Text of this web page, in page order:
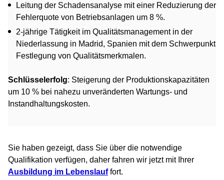
Leitung der Schadensanalyse mit einer Reduzierung der
Fehlerquote von Betriebsanlagen um 8 %.
2-jährige Tätigkeit im Qualitätsmanagement in der
Niederlassung in Madrid, Spanien mit dem Schwerpunkt
Festlegung von Qualitätsmerkmalen.
Schlüsselerfolg: Steigerung der Produktionskapazitäten
um 10 % bei nahezu unveränderten Wartungs- und
Instandhaltungskosten.
Sie haben gezeigt, dass Sie über die notwendige
Qualifikation verfügen, daher fahren wir jetzt mit Ihrer
Ausbildung im Lebenslauffort.